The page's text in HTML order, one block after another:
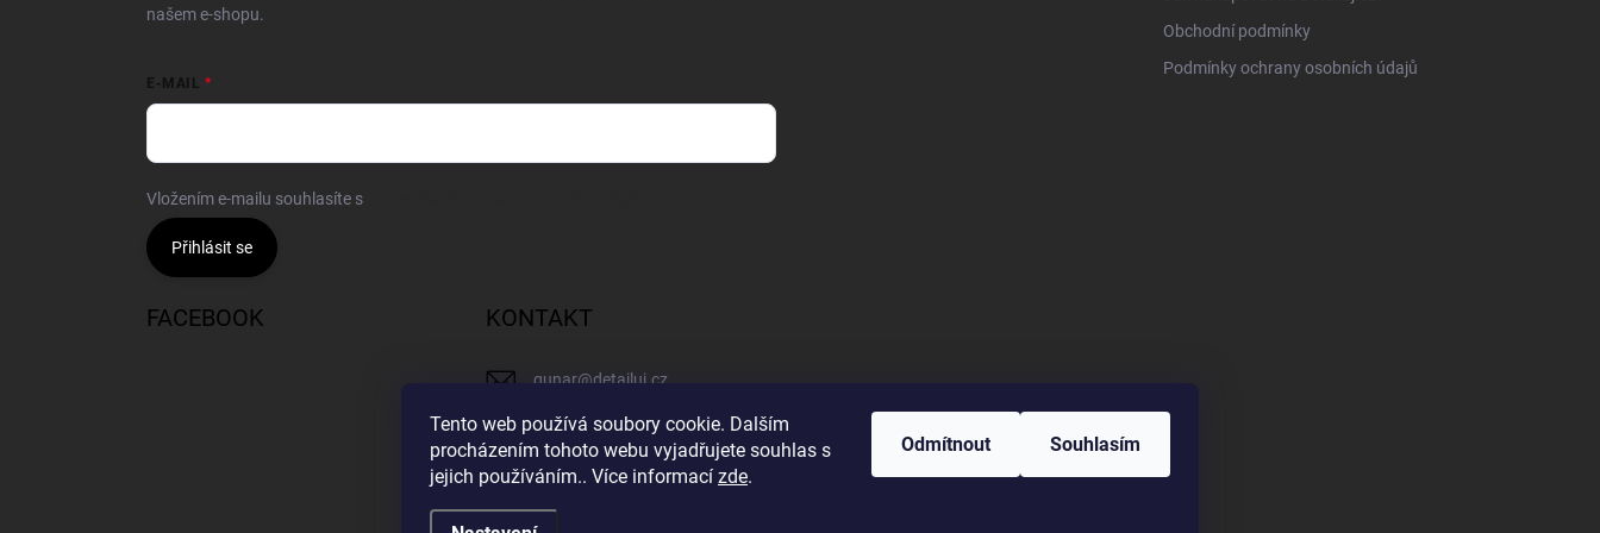
Tento web používá soubory cookie. Dalším
procházením tohoto webu vyjadřujete souhlas s
jejich používáním.. Více informací zde.
Odmítnout Souhlasím
našem e-shopu.
E-MAIL
Vložením e-mailu souhlasíte s
Přihlásit se
Obchodní podmínky
Podmínky ochrany osobních údajů
FACEBOOK KONTAKT
gunar@detailuj.cz
770192683